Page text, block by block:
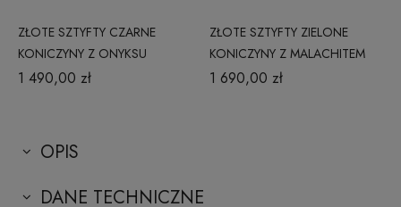
ZŁOTE SZTYFTY CZARNE
KONICZYNY Z ONYKSU
221220231C1
1 490,00 zł
ZŁOTE SZTYFTY ZIELONE
KONICZYNY Z MALACHITEM
221220231C2
1 690,00 zł
OPIS
DANE TECHNICZNE